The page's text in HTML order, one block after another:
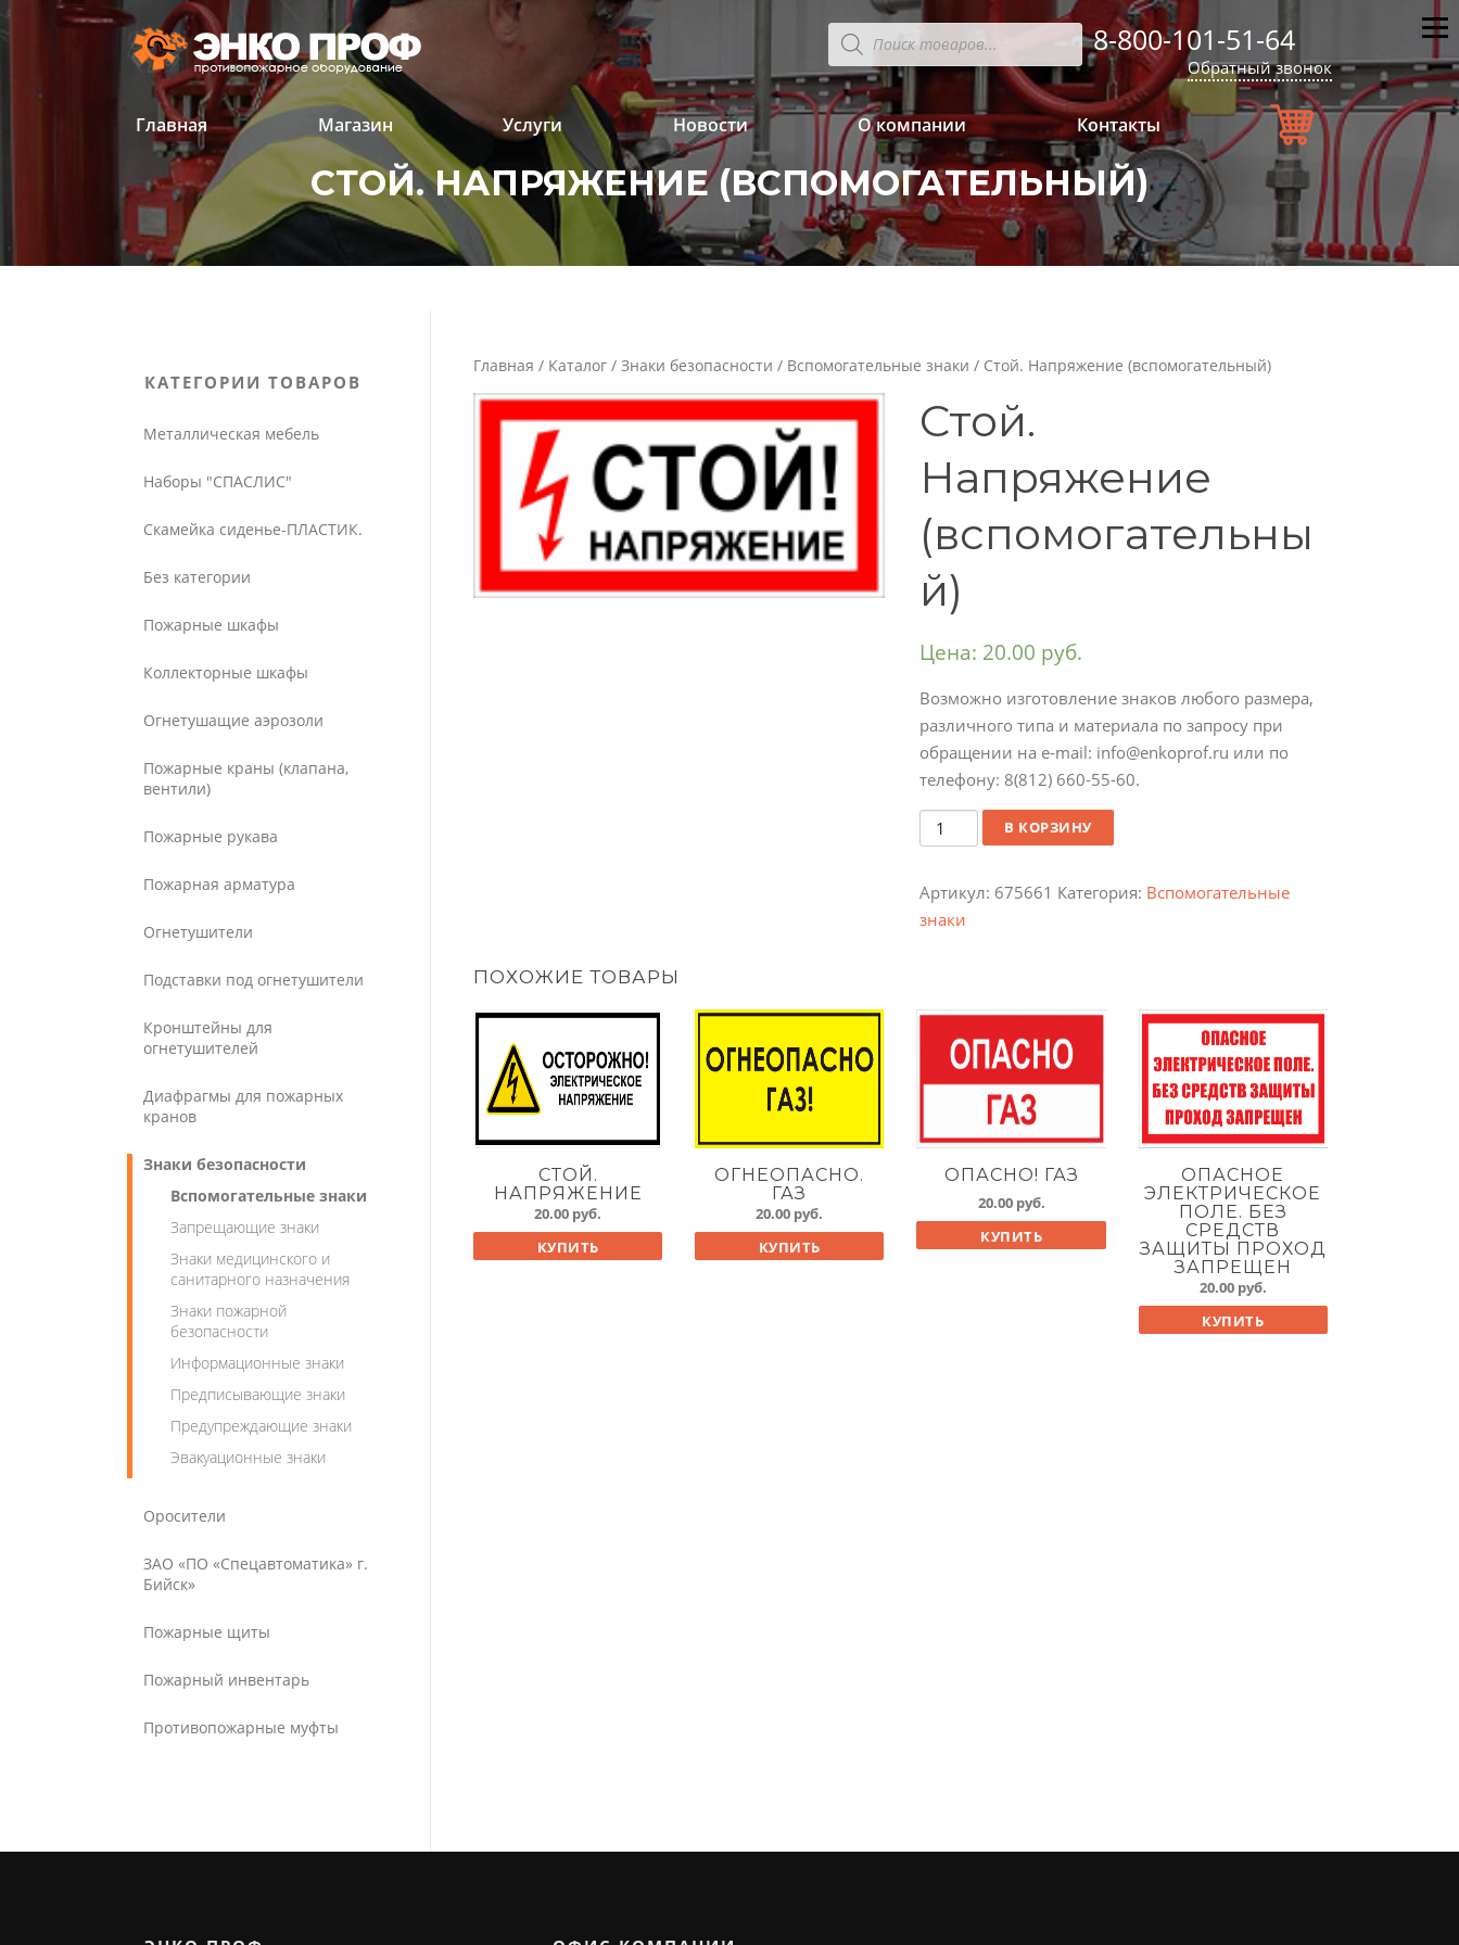
Перейти
к
Поиск
товаров 8-800-101-51-64
Обратный звонок
Главная Магазин Услуги Новости О компании Контакты
СТОЙ. НАПРЯЖЕНИЕ (ВСПОМОГАТЕЛЬНЫЙ)
'
Главная / Каталог / Знаки безопасности / Вспомогательные знаки / Стой. Напряжение (вспомогательный)
Стой.
Напряжение
(вспомогательны
й)
Цена: 20.00 руб.
Возможно изготовление знаков любого размера,
различного типа и материала по запросу при
обращении на e-mail: info@enkoprof.ru или по
телефону: 8(812) 660-55-60.
КоличествоВ КОРЗИНУ
Артикул: 675661 Категория: Вспомогательные
знаки
ПОХОЖИЕ ТОВАРЫ
СТОЙ.
НАПРЯЖЕНИЕ
20.00 руб.
КУПИТЬ
ОГНЕОПАСНО.
ГАЗ
20.00 руб.
КУПИТЬ
ОПАСНО! ГАЗ
20.00 руб.
КУПИТЬ
ОПАСНОЕ
ЭЛЕКТРИЧЕСКОЕ
ПОЛЕ. БЕЗ
СРЕДСТВ
ЗАЩИТЫ ПРОХОД
ЗАПРЕЩЕН
20.00 руб.
КУПИТЬ
КАТЕГОРИИ ТОВАРОВ
Металлическая мебель
Наборы "СПАСЛИС"
Скамейка сиденье-ПЛАСТИК.
Без категории
Пожарные шкафы
Коллекторные шкафы
Огнетушащие аэрозоли
Пожарные краны (клапана,
вентили)
Пожарные рукава
Пожарная арматура
Огнетушители
Подставки под огнетушители
Кронштейны для
огнетушителей
Диафрагмы для пожарных
кранов
Знаки безопасности
Вспомогательные знаки
Запрещающие знаки
Знаки медицинского и
санитарного назначения
Знаки пожарной
безопасности
Информационные знаки
Предписывающие знаки
Предупреждающие знаки
Эвакуационные знаки
Оросители
ЗАО «ПО «Спецавтоматика» г.
Бийск»
Пожарные щиты
Пожарный инвентарь
Противопожарные муфты